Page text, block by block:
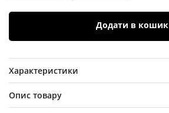
Додати в кошик
Характеристики
Опис товару